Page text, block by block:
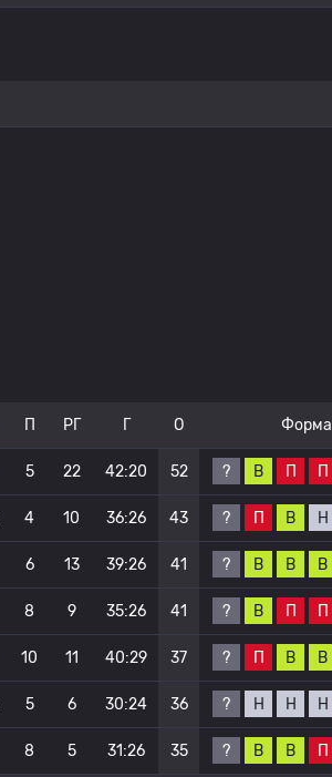
П РГ Г О Форма
5 22 42:20 52 ? В П П
4 10 36:26 43 ? П В Н
6 13 39:26 41 ? В В В
8 9 35:26 41 ? В П П
10 11 40:29 37 ? П В В
5 6 30:24 36 ? Н Н Н
8 5 31:26 35 ? В В П